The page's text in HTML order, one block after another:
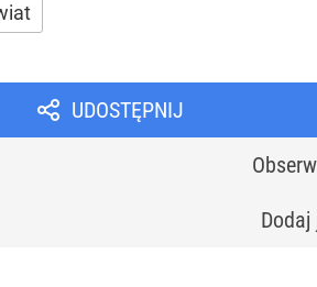
UDOSTĘPNIJ
Dodaj